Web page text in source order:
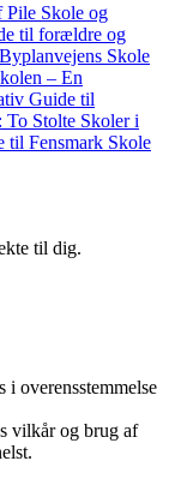
Skole og
til forældre og
Byplanvejens Skole
– En
Guide til
To Stolte Skoler i
til Fensmark Skole
til dig.
i overensstemmelse
vilkår og brug af